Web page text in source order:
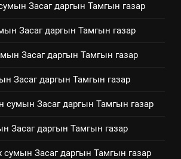
Санхүүгийн тайланд хийсэн
ИЛ ТОД БАЙДАЛ
Үйл ажиллагаандаа мөрдөж
Засаг даргын Тамгын газар
Засаг даргын Тамгын газар
Засаг даргын Тамгын газар
Засаг даргын Тамгын газар
сумын Засаг даргын Тамгын газар
Засаг даргын Тамгын газар
сумын Засаг даргын Тамгын газар